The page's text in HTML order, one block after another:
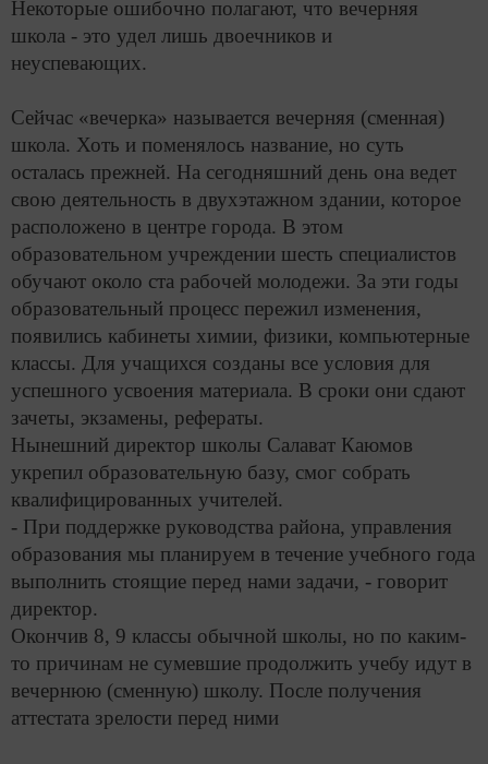
Некоторые ошибочно полагают, что вечерняя
школа - это удел лишь двоечников и
неуспевающих.
Сейчас «вечерка» называется вечерняя (сменная)
школа. Хоть и поменялось название, но суть
осталась прежней. На сегодняшний день она ведет
свою деятельность в двухэтажном здании, которое
расположено в центре города. В этом
образовательном учреждении шесть специалистов
обучают около ста рабочей молодежи. За эти годы
образовательный процесс пережил изменения,
появились кабинеты химии, физики, компьютерные
классы. Для учащихся созданы все условия для
успешного усвоения материала. В сроки они сдают
зачеты, экзамены, рефераты.
Нынешний директор школы Салават Каюмов
укрепил образовательную базу, смог собрать
квалифицированных учителей.
- При поддержке руководства района, управления
образования мы планируем в течение учебного года
выполнить стоящие перед нами задачи, - говорит
директор.
Окончив 8, 9 классы обычной школы, но по каким-
то причинам не сумевшие продолжить учебу идут в
вечернюю (сменную) школу. После получения
аттестата зрелости перед ними